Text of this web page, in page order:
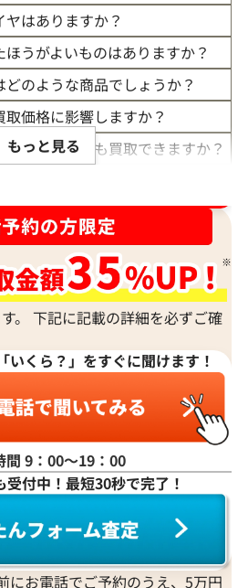
はありますか？
うがよいものはありますか？
のような商品でしょうか？
価格に影響しますか？
ヤモンドでも買取できますか？
格に影響する？
格には、どんなことが影響しま
要？
もっと見る
。 下記に記載の詳細を必ずご確
「いくら？」をすぐに聞けます！
間 9：00〜19：00
付中！最短30秒で完了！
にお電話でご予約のうえ、5万円